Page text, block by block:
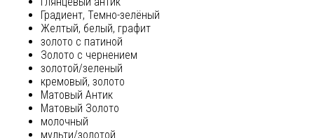
Градиент, Темно-зелёный
Желтый, белый, графит
золото с патиной
Золото с чернением
золотой/зеленый
кремовый, золото
Матовый Антик
Матовый Золото
молочный
мульти/золотой